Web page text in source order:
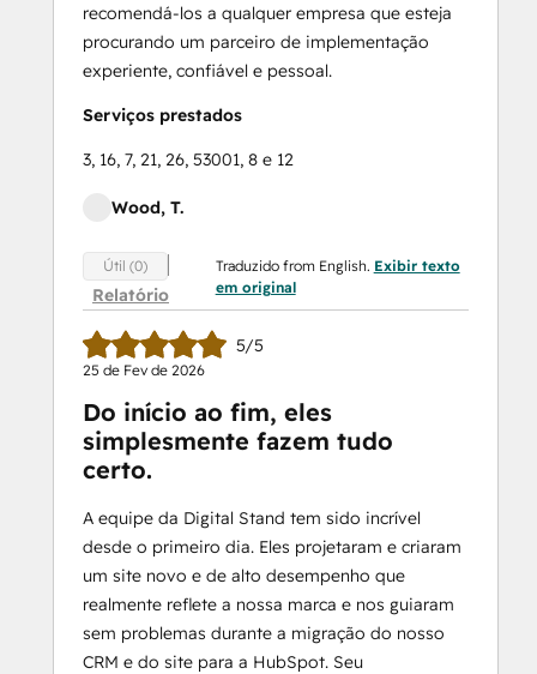
recomendá-los a qualquer empresa que esteja
procurando um parceiro de implementação
experiente, confiável e pessoal.
Serviços prestados
3, 16, 7, 21, 26, 53001, 8 e 12
Wood, T.
Útil (0)
Relatório
Traduzido from English. Exibir texto
em original
5/5
25 de Fev de 2026
Do início ao fim, eles
simplesmente fazem tudo
certo.
A equipe da Digital Stand tem sido incrível
desde o primeiro dia. Eles projetaram e criaram
um site novo e de alto desempenho que
realmente reflete a nossa marca e nos guiaram
sem problemas durante a migração do nosso
CRM e do site para a HubSpot. Seu